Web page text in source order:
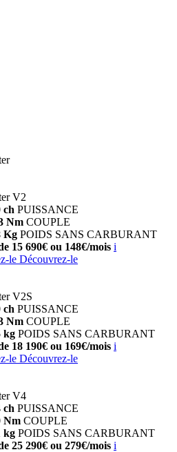
V2
ch PUISSANCE
Nm COUPLE
Kg POIDS SANS CARBURANT
15 690€ ou 148€/mois i
le Découvrez-le
V2S
ch PUISSANCE
Nm COUPLE
kg POIDS SANS CARBURANT
18 190€ ou 169€/mois i
le Découvrez-le
V4
ch PUISSANCE
Nm COUPLE
kg POIDS SANS CARBURANT
25 290€ ou 279€/mois i